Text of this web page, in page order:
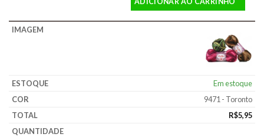
Em estoque
9471 - Toronto
R$5,95